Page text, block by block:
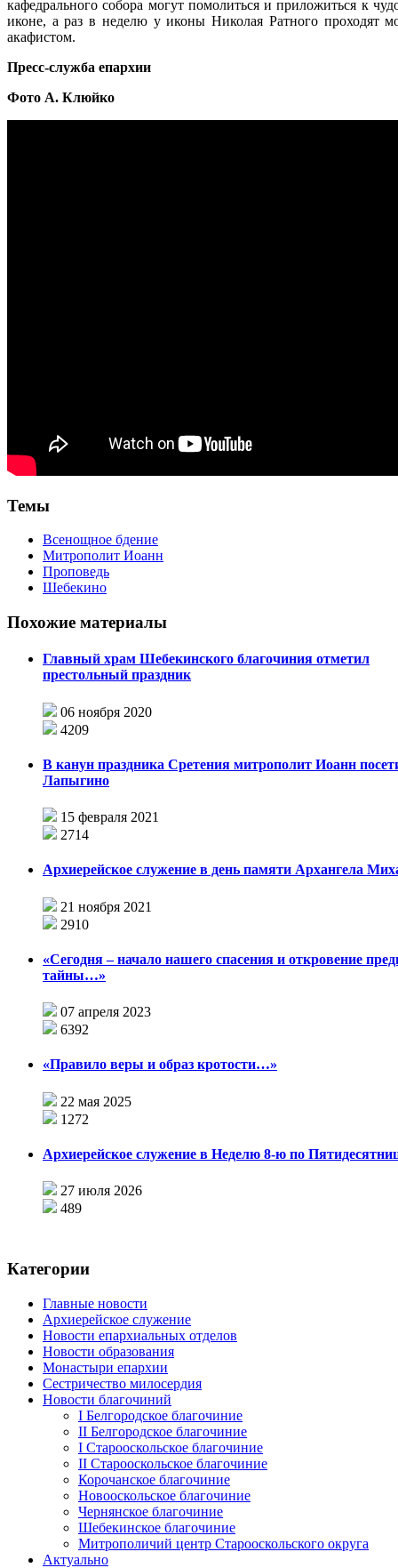
кафедрального собора могут помолиться и приложиться к
иконе, а раз в неделю у иконы Николая Ратного проходят
акафистом.
Пресс-служба епархии
Фото А. Клюйко
Темы
Всенощное бдение
Митрополит Иоанн
Проповедь
Шебекино
Похожие материалы
Главный храм Шебекинского благочиния отметил
престольный праздник
06 ноября 2020
4209
В канун праздника Сретения митрополит Иоанн
Лапыгино
15 февраля 2021
2714
Архиерейское служение в день памяти Архангела
21 ноября 2021
2910
«Сегодня – начало нашего спасения и откровение
тайны…»
07 апреля 2023
6392
«Правило веры и образ кротости…»
22 мая 2025
1272
Архиерейское служение в Неделю 8-ю по
27 июля 2026
489
Категории
Главные новости
Архиерейское служение
Новости епархиальных отделов
Новости образования
Монастыри епархии
Сестричество милосердия
Новости благочиний
I Белгородское благочиние
II Белгородское благочиние
I Старооскольское благочиние
II Старооскольское благочиние
Корочанское благочиние
Новооскольское благочиние
Чернянское благочиние
Шебекинское благочиние
Митрополичий центр Старооскольского округа
Актуально